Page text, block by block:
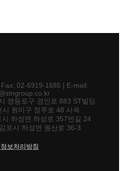
02-6919-1685 | E-mail:
영등포구 경인로 883 ST빌딩
시 원미구 정주로 48 사옥
하성면 하성로 357번길 24
포시 하성면 원산로 36-3
보처리방침